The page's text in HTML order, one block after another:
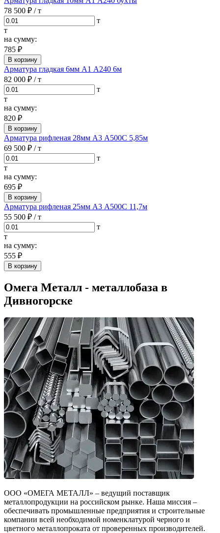
78 500 ₽ / т
т
т
на сумму:
785 ₽
В корзину
Арматура гладкая 6мм А1 А240 6м
82 000 ₽ / т
т
т
на сумму:
820 ₽
В корзину
Арматура рифленая 28мм А3 А500С 5,85м
69 500 ₽ / т
т
т
на сумму:
695 ₽
В корзину
Арматура рифленая 25мм А3 А500С 11,7м
55 500 ₽ / т
т
т
на сумму:
555 ₽
В корзину
Омега Металл - металлобаза в
Дивногорске
ООО «ОМЕГА МЕТАЛЛ» – ведущий поставщик
металлопродукции на российском рынке. Наша миссия –
обеспечивать промышленные предприятия и строительные
компании всей необходимой номенклатурой черного и
цветного металлопроката от проверенных производителей.